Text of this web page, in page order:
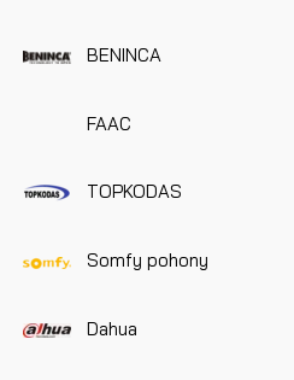
BENINCA
FAAC
TOPKODAS
Somfy pohony
Dahua